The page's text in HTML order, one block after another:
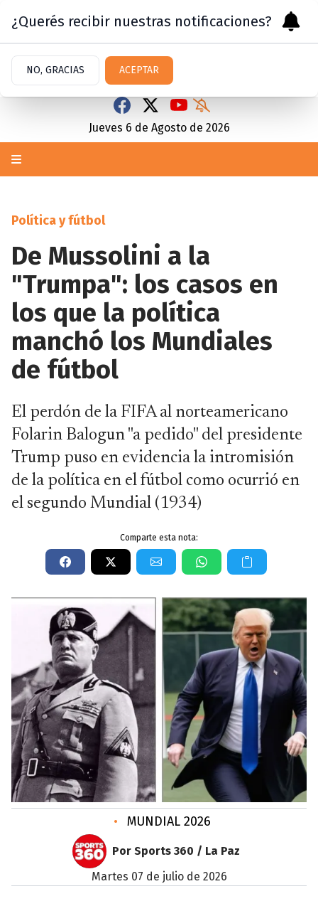
Jueves 6 de Agosto de 2026
Política y fútbol
De Mussolini a la
"Trumpa": los casos en
los que la política
manchó los Mundiales
de fútbol
El perdón de la FIFA al norteamericano
Folarin Balogun "a pedido" del presidente
Trump puso en evidencia la intromisión
de la política en el fútbol como ocurrió en
el segundo Mundial (1934)
Comparte esta nota:
• MUNDIAL 2026
Por Sports 360 / La Paz
martes 07 de julio de 2026
¿Querés recibir nuestras notificaciones?
NO, GRACIAS ACEPTAR